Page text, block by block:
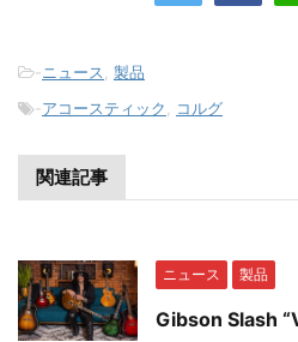
-ニュース
製品
-アコースティック コルグ
関連記事
ニュース 製品
Gibson Slash